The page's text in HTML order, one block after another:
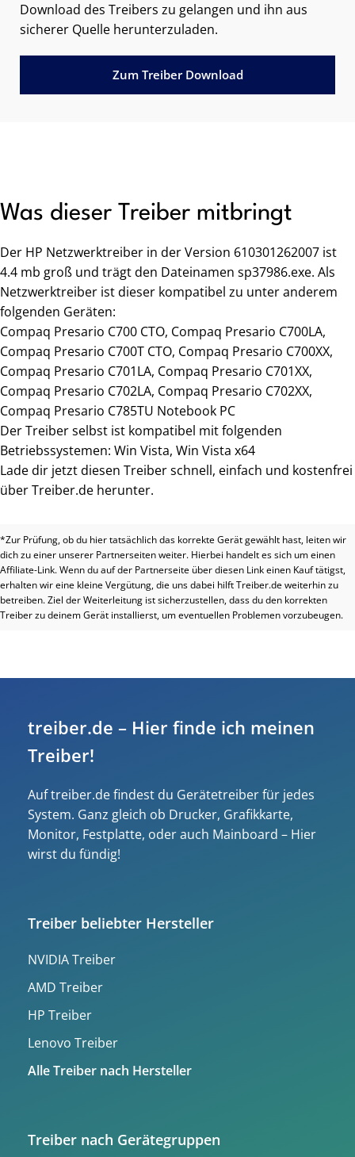
Download des Treibers zu gelangen und ihn aus
sicherer Quelle herunterzuladen.
Zum Treiber Download
Was dieser Treiber mitbringt
Der HP Netzwerktreiber in der Version 610301262007 ist
4.4 mb groß und trägt den Dateinamen sp37986.exe. Als
Netzwerktreiber ist dieser kompatibel zu unter anderem
folgenden Geräten:
Compaq Presario C700 CTO, Compaq Presario C700LA,
Compaq Presario C700T CTO, Compaq Presario C700XX,
Compaq Presario C701LA, Compaq Presario C701XX,
Compaq Presario C702LA, Compaq Presario C702XX,
Compaq Presario C785TU Notebook PC
Der Treiber selbst ist kompatibel mit folgenden
Betriebssystemen: Win Vista, Win Vista x64
Lade dir jetzt diesen Treiber schnell, einfach und kostenfrei
über Treiber.de herunter.
*Zur Prüfung, ob du hier tatsächlich das korrekte Gerät gewählt hast, leiten wir
dich zu einer unserer Partnerseiten weiter. Hierbei handelt es sich um einen
Affiliate-Link. Wenn du auf der Partnerseite über diesen Link einen Kauf tätigst,
erhalten wir eine kleine Vergütung, die uns dabei hilft Treiber.de weiterhin zu
betreiben. Ziel der Weiterleitung ist sicherzustellen, dass du den korrekten
Treiber zu deinem Gerät installierst, um eventuellen Problemen vorzubeugen.
treiber.de – Hier finde ich meinen
Treiber!
Auf treiber.de findest du Gerätetreiber für jedes
System. Ganz gleich ob Drucker, Grafikkarte,
Monitor, Festplatte, oder auch Mainboard – Hier
wirst du fündig!
Treiber beliebter Hersteller
NVIDIA Treiber
AMD Treiber
HP Treiber
Lenovo Treiber
Alle Treiber nach Hersteller
Treiber nach Gerätegruppen